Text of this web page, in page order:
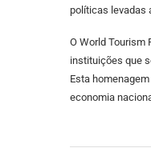
políticas levadas
O World Tourism
instituições que
Esta
economia